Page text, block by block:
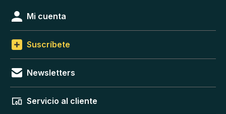
Mi cuenta
Suscríbete
Newsletters
Servicio al cliente